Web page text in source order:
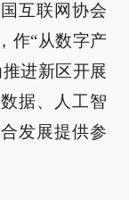
互联网协会
作“从数字产
进新区开展
据、人工智
发展提供参